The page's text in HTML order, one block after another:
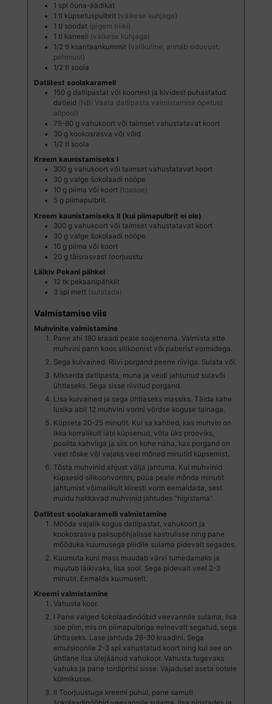
1 spl õuna-äädikat
1 tl küpsetuspulbrit (väikese kuhjaga)
1 tl soodat (pigem triiki)
1 tl kaneeli (väikese kuhjaga)
1/2 tl ksantaankummit (valikuline, annab siduvust,
pehmust)
1/2 tl soola
Datlitest soolakaramell
150 g datlipastat või koortest ja kividest puhastatud
datleid (NB! Vaata datlipasta valmistamise õpetust
allpool)
75-90 g vahukoort või taimset vahustatavat koort
30 g kookosrasva või võid
1/2 tl soola
Kreem kaunistamiseks I
300 g vahukoort või taimset vahustatavat koort
30 g valge šokolaadi nööpe
10 g piima või koort (toasoe)
5 g piimapulbrit
Kreem kaunistamiseks II (kui piimapulbrit ei ole)
300 g vahukoort või taimset vahustatavat koort
30 g valge šokolaadi nööpe
10 g piima või koort
20 g täisrasvast toorjuustu
Läikiv Pekani pähkel
12 tk pekaanipähklit
3 spl mett (sulatada)
Valmistamise viis
Muhvinite valmistamine
Pane ahi 180 kraadi peale soojenema. Valmista ette
muhvini pann koos silikoonist või paberist vormidega.
Sega kuivained. Riivi porgand peene riiviga. Sulata või.
Mikserda datlipasta, muna ja veidi jahtunud sulavõi
ühtlaseks. Sega sisse riivitud porgand.
Lisa kuivained ja sega ühtlaseks massiks. Täida kahe
lusika abil 12 muhvini vormi võrdse koguse tainaga.
Küpseta 20-25 minutit. Kui sa kahtled, kas muhvin on
ikka korralikult läbi küpsenud, võta üks prooviks,
poolita kahvliga ja siis on kohe näha, kas porgand on
veel rõske või vajaks veel mõned minutid küpsemist.
Tõsta muhvinid ahjust välja jahtuma. Kui muhvinid
küpsesid silikoonvormis, püüa peale mõnda minutit
jahtumist võimalikult kiiresti vorm eemaldada, sest
muidu hakkavad muhvinid jahtudes "higistama".
Datlitest soolakaramelli valmistamine
Mõõda vajalik kogus datlipastat, vahukoort ja
kookosrasva paksupõhjalisse kastrulisse ning pane
mõõduka kuumusega pliidile sulama pidevalt segades.
Kuumuta kuni mass muudab värvi tumedamaks ja
muutub läikivaks, lisa sool. Sega pidevalt veel 2-3
minutit. Eemalda kuumuselt.
Kreemi valmistamine
Vahusta koor.
I Pane valged šokolaadinööbid veevannile sulama, lisa
soe piim, mis on piimapulbriga eelnevalt segatud, sega
ühtlaseks. Lase jahtuda 28-30 kraadini. Sega
emulsioonile 2-3 spl vahustatud koort ning kui see on
ühtlane lisa ülejäänud vahukoor. Vahusta tugevaks
vahuks ja pane tordipritsi sisse. Vajadusel aseta ootele
külmikusse.
II Toorjuustuga kreemi puhul, pane samuti